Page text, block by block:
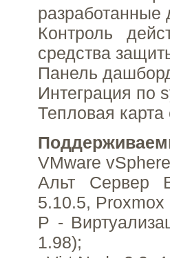
разработанные
Контроль
средства
Панель
Интеграция по
Тепловая
VMware
Альт Сервер
5.10.5, Proxmox
Р -
1.98);